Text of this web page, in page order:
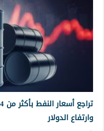
وارتفاع الدولار